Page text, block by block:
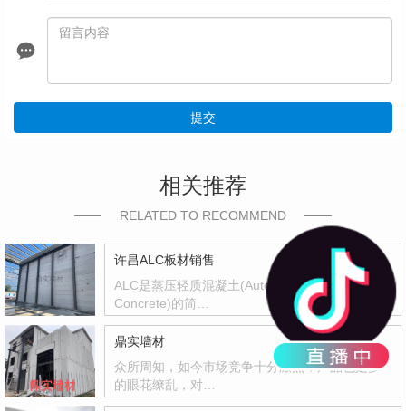
提交
相关推荐
RELATED TO RECOMMEND
许昌ALC板材销售
ALC是蒸压轻质混凝土(Autoclaved Lightweight
Concrete)的简…
鼎实墙材
众所周知，如今市场竞争十分激烈，产品也是多
的眼花缭乱，对…